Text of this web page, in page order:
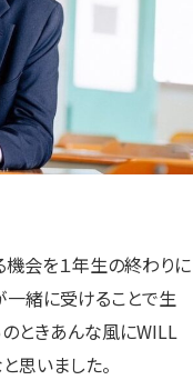
会を１年生の終わりに
一緒に受けることで生
ときあんな風にWILL
思いました。